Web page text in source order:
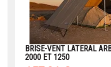
BRISE-VENT LATERAL
2000 ET 1250